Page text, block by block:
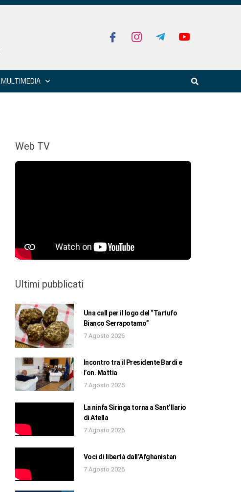
MULTIMEDIA
Web TV
Ultimi pubblicati
Una call per il logo del “Tartufo
Bianco Serrapotamo”
7 Agosto 2026
Incontro tra il Presidente Bardi e
l’on. Mattia
7 Agosto 2026
La ninfa Siringa torna a Sant’Ilario
di Atella
7 Agosto 2026
Voci di libertà dall’Afghanistan
7 Agosto 2026